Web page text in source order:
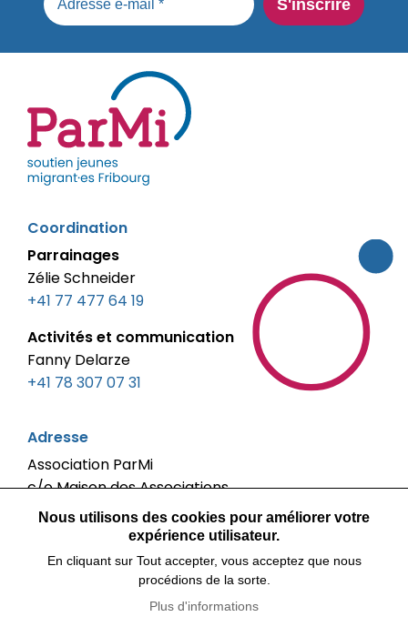
Coordination
Parrainages
Zélie Schneider
+41 77 477 64 19
Activités et communication
Fanny Delarze
+41 78 307 07 31‬
Adresse
Association ParMi
c/o Maison des Associations
Boulevard de Pérolles 40
Entretiens sur rendez-vous
Nous utilisons des cookies pour améliorer votre
expérience utilisateur.
En cliquant sur Tout accepter, vous acceptez que nous
procédions de la sorte.
Plus d'informations